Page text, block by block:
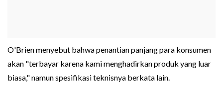
O'Brien menyebut bahwa penantian panjang para konsumen
akan "terbayar karena kami menghadirkan produk yang luar
biasa," namun spesifikasi teknisnya berkata lain.